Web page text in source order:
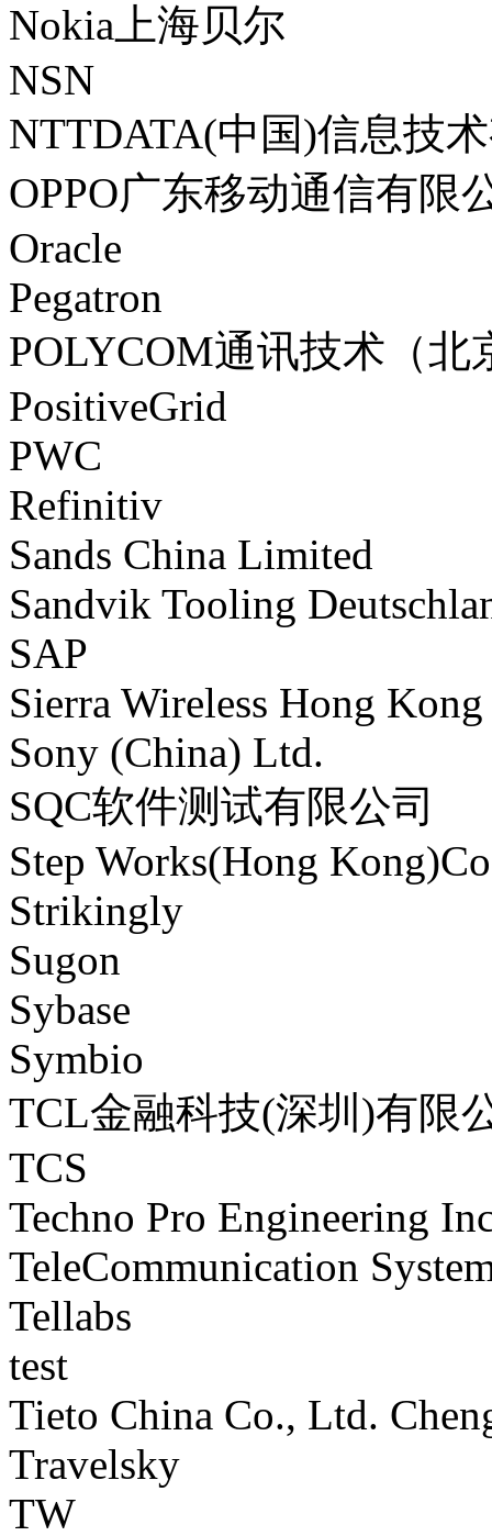
Nokia上海贝尔
NSN
NTTDATA(中国)信息技
OPPO广东移动通信有限
Oracle
Pegatron
POLYCOM通讯技术（北
PositiveGrid
PWC
Refinitiv
Sands China Limited
Sandvik Tooling
SAP
Sierra Wireless Hong
Sony (China) Ltd.
SQC软件测试有限公司
Step Works(Hong
Strikingly
Sugon
Sybase
Symbio
TCL金融科技(深圳)有限
TCS
Techno Pro Engineering
TeleCommunication
Tellabs
test
Tieto China Co., Ltd.
Travelsky
TW